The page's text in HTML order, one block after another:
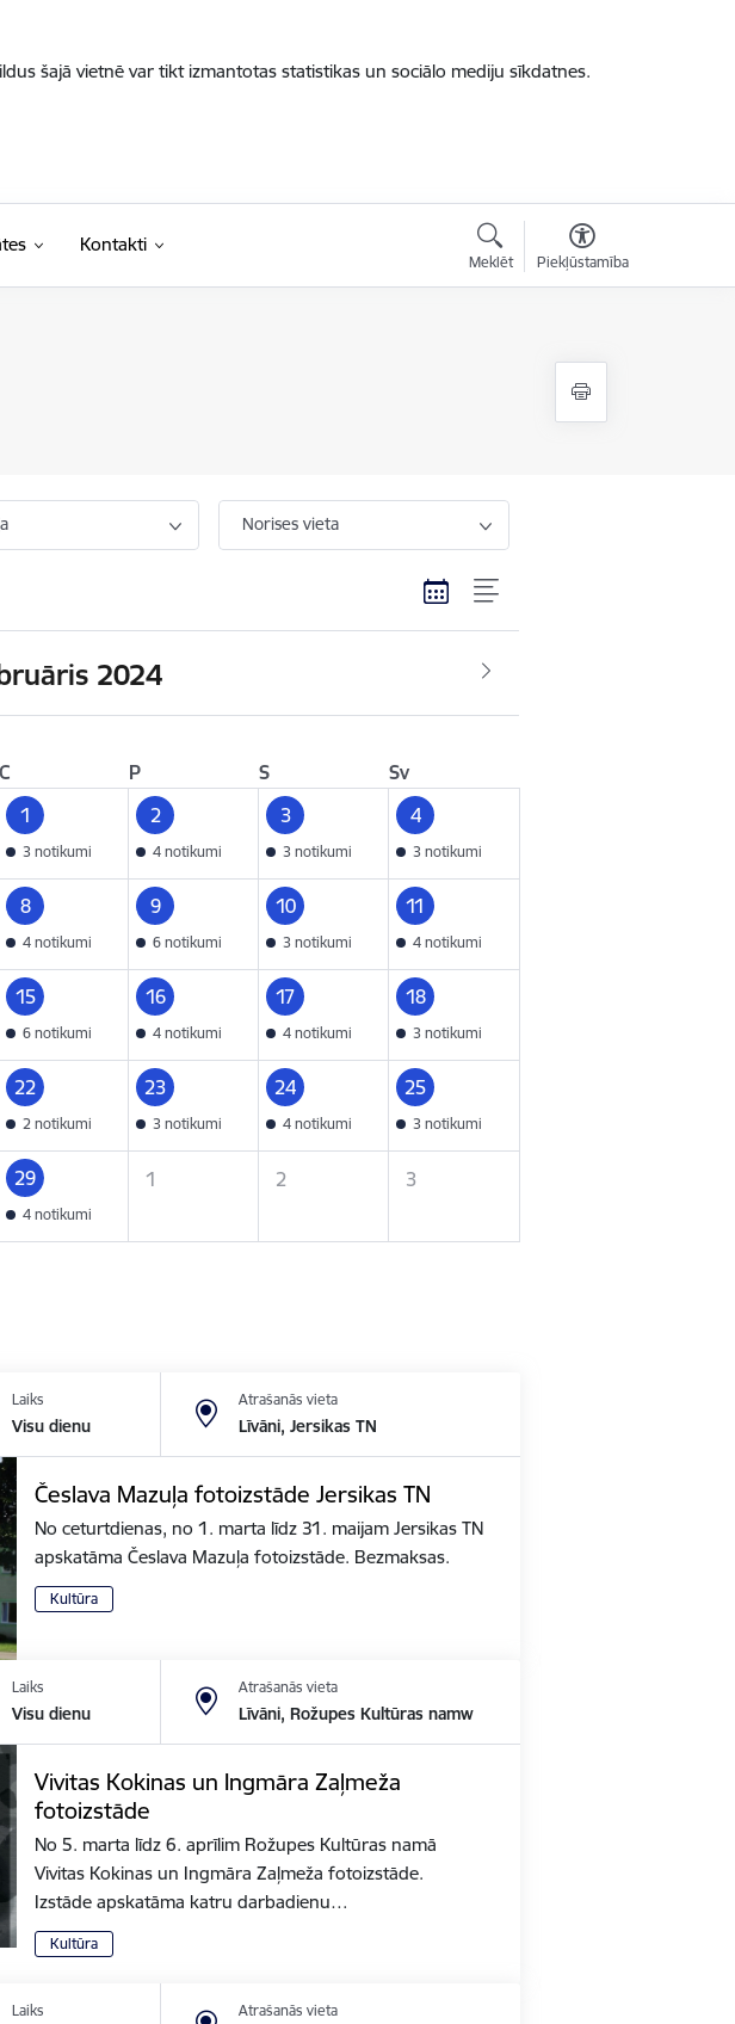
šajā vietnē var tikt izmantotas statistikas un sociālo mediju sīkdatnes.
Kontakti
Meklēt Piekļūstamība
Norises vieta
2024
C P S
Sv
1
3 notikumi
2
4 notikumi
3
3 notikumi
4
3 notikumi
8
4 notikumi
9
6 notikumi
10
3 notikumi
11
4 notikumi
15
6 notikumi
16
4 notikumi
17
4 notikumi
18
3 notikumi
22
2 notikumi
23
3 notikumi
24
4 notikumi
25
3 notikumi
29
4 notikumi
1 2 3
Laiks
Visu dienu
Atrašanās vieta
Līvāni, Jersikas TN
Česlava Mazuļa fotoizstāde Jersikas TN
No ceturtdienas, no 1. marta līdz 31. maijam Jersikas TN
apskatāma Česlava Mazuļa fotoizstāde. Bezmaksas.
Kultūra
Laiks
Visu dienu
Atrašanās vieta
Līvāni, Rožupes Kultūras namw
Vivitas Kokinas un Ingmāra Zaļmeža
fotoizstāde
No 5. marta līdz 6. aprīlim Rožupes Kultūras namā
Vivitas Kokinas un Ingmāra Zaļmeža fotoizstāde.
Izstāde apskatāma katru darbadienu…
Kultūra
Laiks Atrašanās vieta